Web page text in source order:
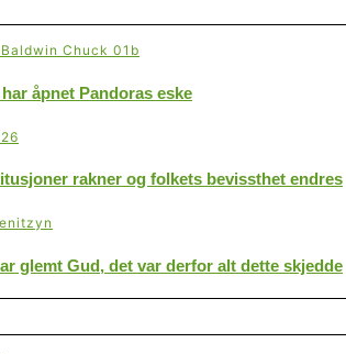
åpnet Pandoras eske
rakner og folkets bevissthet endres
glemt Gud, det var derfor alt dette skjedde